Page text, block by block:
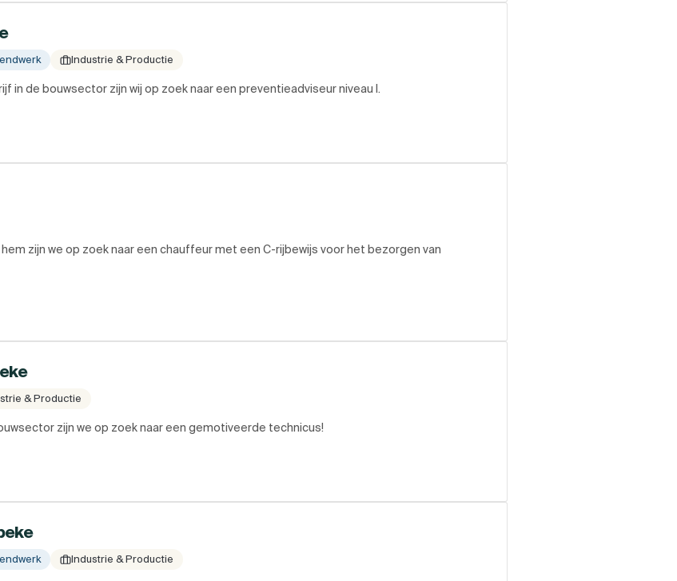
Industrie & Productie
in de bouwsector zijn wij op zoek naar een preventieadviseur niveau I.
zijn we op zoek naar een chauffeur met een C-rijbewijs voor het bezorgen van
& Productie
zijn we op zoek naar een gemotiveerde technicus!
Industrie & Productie